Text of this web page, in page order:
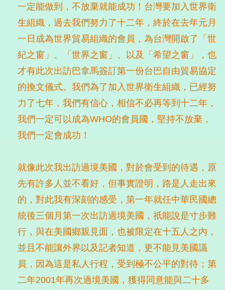
一定能做到，不放棄就能成功！台灣要加入世界衛
生組織，過去我們努力了十二年，終於在去年元月
一日成為世界貿易組織的會員，為台灣開啟了「世
紀之窗」、「世界之窗」、以及「希望之窗」，也
才有此次出訪巴拿馬簽訂第一份台巴自由貿易協定
的換文儀式。我們為了加入世界衛生組織，已經努
力了七年，我們有信心，相信不必再等到十二年，
我們一定可以成為WHO的會員國，堅持不放棄，
我們一定會成功！
就像此次我出訪過境美國，對於會受到的待遇，原
先有許多人並不看好，但事實證明，路是人走出來
的，對此我有深刻的感受，第一年就任中華民國總
統後三個月第一次出訪過境美國，祇能說是寸步難
行，與在美國鄉親見面，也被限定在十五人之內，
並且不能讓外界以及記者知道，更不能見美國議
員，因為這是私人行程，受到極不公平的對待；第
二年2001年再次過境美國，獲得同意能與二十多